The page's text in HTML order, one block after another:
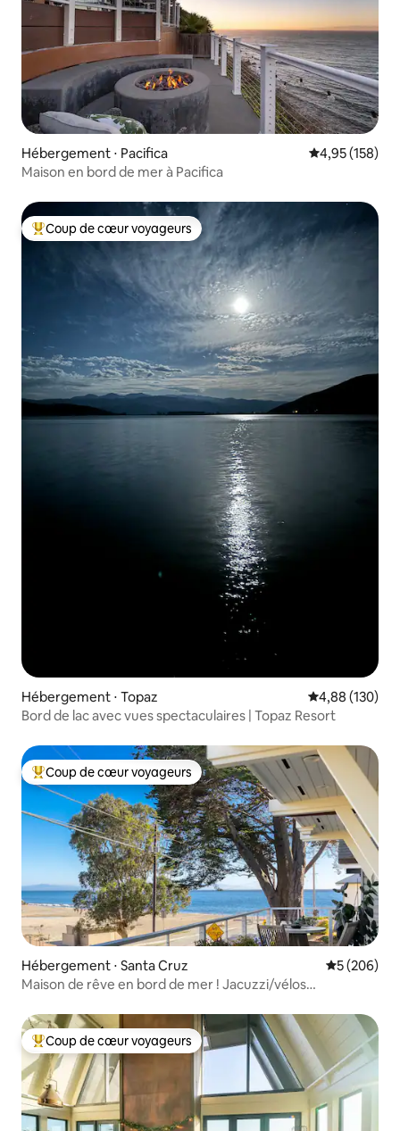
Hébergement ⋅ Pacifica Évaluation
4,95 (158)
Maison en bord de mer à Pacifica
Coups de cœur voyageurs les plus appréciés
Coup de cœur voyageurs
Hébergement ⋅ Topaz Évaluation
4,88 (130)
Bord de lac avec vues spectaculaires | Topaz Resort
Coups de cœur voyageurs les plus appréciés
Coup de cœur voyageurs
Hébergement ⋅ Santa Cruz Évaluation
5 (206)
Maison de rêve en bord de mer ! Jacuzzi/vélos
Coups de cœur voyageurs les plus appréciés
Coup de cœur voyageurs